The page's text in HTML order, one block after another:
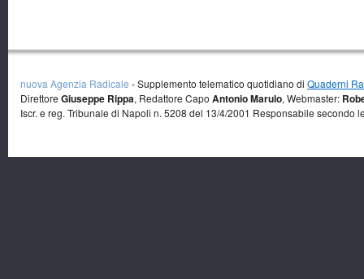
nuova Agenzia Radicale - Supplemento telematico quotidiano di Quaderni
Direttore Giuseppe Rippa, Redattore Capo Antonio Marulo, Webmaster:
Iscr. e reg. Tribunale di Napoli n. 5208 del 13/4/2001 Responsabile secondo